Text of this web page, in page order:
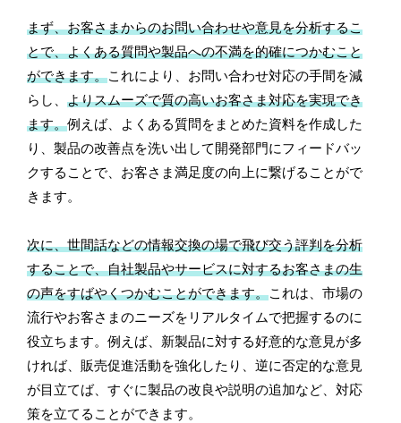
まず、お客さまからのお問い合わせや意見を分析するこ
とで、よくある質問や製品への不満を的確につかむこと
ができます。これにより、お問い合わせ対応の手間を減
らし、よりスムーズで質の高いお客さま対応を実現でき
ます。例えば、よくある質問をまとめた資料を作成した
り、製品の改善点を洗い出して開発部門にフィードバッ
クすることで、お客さま満足度の向上に繋げることがで
きます。
次に、世間話などの情報交換の場で飛び交う評判を分析
することで、自社製品やサービスに対するお客さまの生
の声をすばやくつかむことができます。これは、市場の
流行やお客さまのニーズをリアルタイムで把握するのに
役立ちます。例えば、新製品に対する好意的な意見が多
ければ、販売促進活動を強化したり、逆に否定的な意見
が目立てば、すぐに製品の改良や説明の追加など、対応
策を立てることができます。